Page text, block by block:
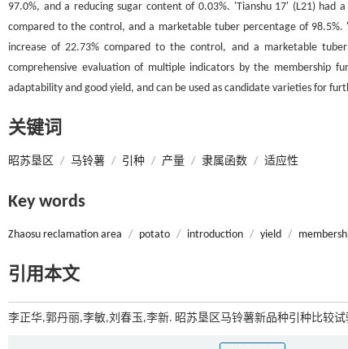
97.0%, and a reducing sugar content of 0.03%. 'Tianshu 17' (L21)
compared to the control, and a marketable tuber percentage of
increase of 22.73% compared to the control, and a marketable
comprehensive evaluation of multiple indicators by the membership
adaptability and good yield, and can be used as candidate varieties for
关键词
昭苏垦区 / 马铃薯 / 引种 / 产量 / 隶属函数 / 适应性
Key words
Zhaosu reclamation area / potato / introduction / yield /
引用本文
李正华,郭丹丽,李敏,刘春玉,李新. 昭苏垦区马铃薯新品种引种比较试